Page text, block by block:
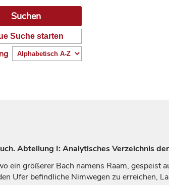
Suche starten
Abteilung I: Analytisches Verzeichnis
ein größerer Bach namens Raam, gespeist
Ufer befindliche Nimwegen zu erreichen,